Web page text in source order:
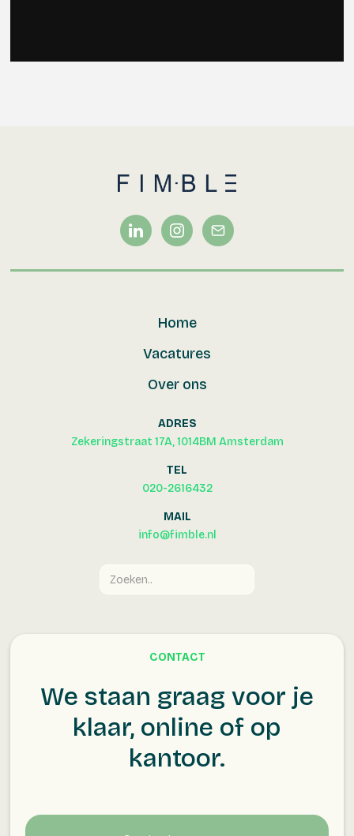
Home
Vacatures
Over ons
ADRES
Zekeringstraat 17A, 1014BM Amsterdam
TEL
020-2616432
MAIL
info@fimble.nl
CONTACT
We staan graag voor je
klaar, online of op
kantoor.